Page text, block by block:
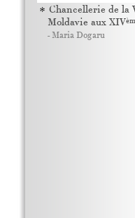
Chancellerie de la
Moldavie aux XIV
-Maria Dogaru